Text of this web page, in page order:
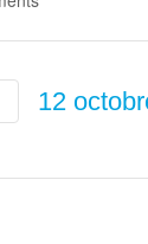
12
date.